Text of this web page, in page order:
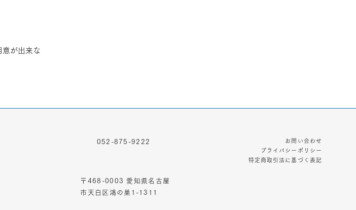
意が出来な
052-875-9222
〒468-0003 愛知県名古屋
市天白区鴻の巣1-1311
お問い合わせ
プライバシーポリシー
特定商取引法に基づく表記